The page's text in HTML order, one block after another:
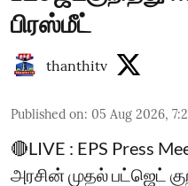
பிரஸ்மீட்
thanthitv
Published on: 05 Aug 2026,
🔴LIVE : EPS Press
அரசின் முதல் பட்ஜெட்